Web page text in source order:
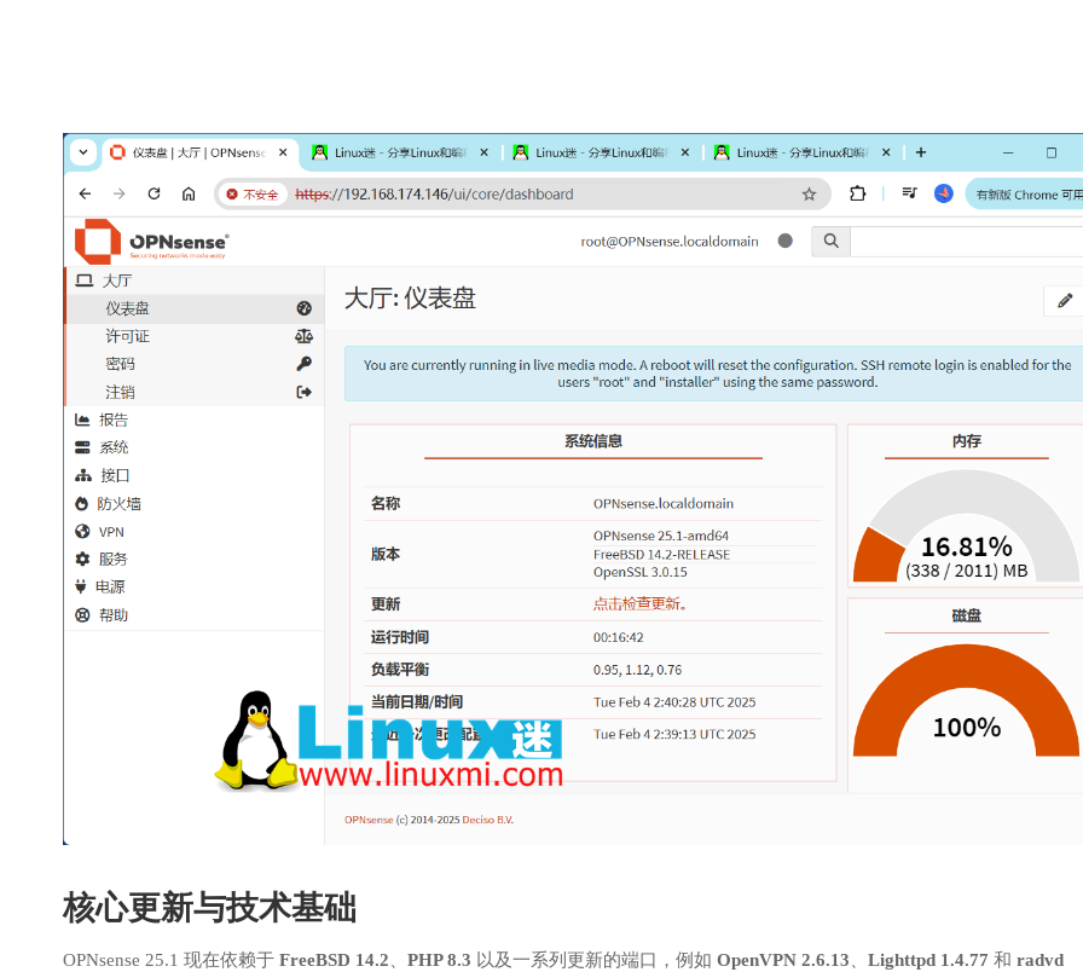
核心更新与技术基础
OPNsense 25.1 现在依赖于 FreeBSD 14.2 PHP 8.3 以及一系列更新的端口，例如 OpenVPN 2.6.13 Lighttpd 1.4.77 和 radvd